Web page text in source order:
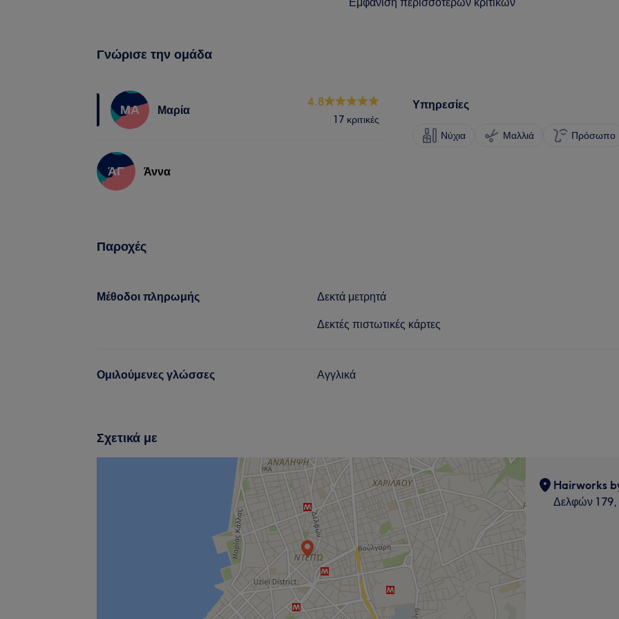
Γνώρισε την ομάδα
ΜΑ Μαρία
4.8
17 κριτικές
ΆΓ Άννα
Υπηρεσίες
Νύχια Μαλλιά Πρόσωπο
Παροχές
Μέθοδοι πληρωμής
Δεκτά μετρητά
Δεκτές πιστωτικές κάρτες
Ομιλούμενες γλώσσες Αγγλικά
Σχετικά με
Hairworks
Δελφών 179,